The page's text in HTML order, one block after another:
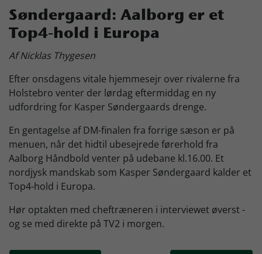
Samarbejdsklubber
Skjern Bank Grand Prix
Nyhedsbrev
Køb Billet
Søndergaard: Aalborg er et
Top4-hold i Europa
Af Nicklas Thygesen
Efter onsdagens vitale hjemmesejr over rivalerne fra
Holstebro venter der lørdag eftermiddag en ny
udfordring for Kasper Søndergaards drenge.
En gentagelse af DM-finalen fra forrige sæson er på
menuen, når det hidtil ubesejrede førerhold fra
Aalborg Håndbold venter på udebane kl.16.00. Et
nordjysk mandskab som Kasper Søndergaard kalder et
Top4-hold i Europa.
Hør optakten med cheftræneren i interviewet øverst -
og se med direkte på TV2 i morgen.